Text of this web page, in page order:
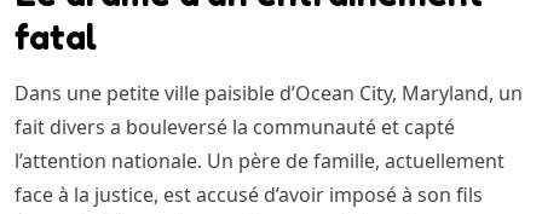
fatal
Dans une petite ville paisible d’Ocean City, Maryland, un
fait divers a bouleversé la communauté et capté
l’attention nationale. Un père de famille, actuellement
face à la justice, est accusé d’avoir imposé à son fils